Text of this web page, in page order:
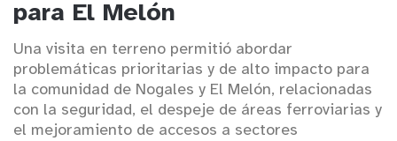
para El Melón
Una visita en terreno permitió abordar
problemáticas prioritarias y de alto impacto para
la comunidad de Nogales y El Melón, relacionadas
con la seguridad, el despeje de áreas ferroviarias y
el mejoramiento de accesos a sectores